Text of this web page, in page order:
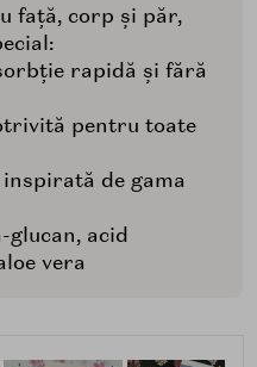
față, corp și păr,
rapidă și fără
pentru toate
inspirată de gama
glucan, acid
vera